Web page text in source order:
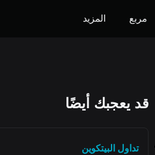
مربع المزيد
قد يعجبك أيضًا
تداول البيتكوين